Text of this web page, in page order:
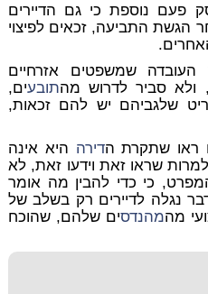
פעם נוספת כי גם הדיירים
הגשת התביעה, זכאים לפיצוי
שמשפטים אזרחיים
ולא סביר לדרוש מהתובעים,
שלגביהם יש להם זכאות,
ראו שתקרת הדירה היא אינה
שראו זאת וידעו זאת, לא
כי כדי להבין מה אומר
נגלה לדיירים רק בשלב של
מהמהנדסים שלהם, שהוכח